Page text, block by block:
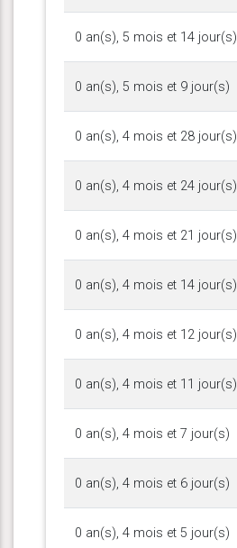
0 an(s), 5 mois et 14 jour(s)
0 an(s), 5 mois et 9 jour(s)
0 an(s), 4 mois et 28 jour(s)
0 an(s), 4 mois et 24 jour(s)
0 an(s), 4 mois et 21 jour(s)
0 an(s), 4 mois et 14 jour(s)
0 an(s), 4 mois et 12 jour(s)
0 an(s), 4 mois et 11 jour(s)
0 an(s), 4 mois et 7 jour(s)
0 an(s), 4 mois et 6 jour(s)
0 an(s), 4 mois et 5 jour(s)